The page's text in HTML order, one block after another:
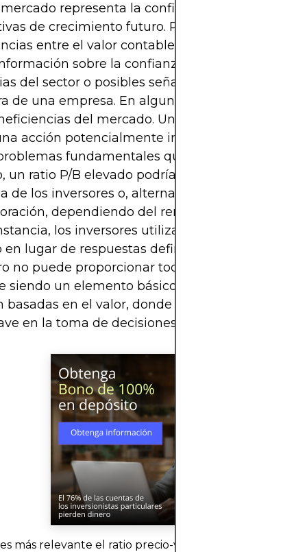
representa la confianza de los
de crecimiento futuro. Por esta razón, las
entre el valor contable y el valor de
sobre la confianza del mercado, las
del sector o posibles señales de alerta en la
de una empresa. En algunos casos, el ratio P/B
del mercado. Un ratio P/B inferior a 1
acción potencialmente infravalorada,
fundamentales que lastimen su
un ratio P/B elevado podría implicar una sólida
de los inversores o, alternativamente, una
dependiendo del rendimiento
los inversores utilizan el ratio P/B para
en lugar de respuestas definitivas. Si bien un
no puede proporcionar toda la información
siendo un elemento básico en las estrategias de
basadas en el valor, donde el valor de los
en la toma de decisiones.
más relevante el ratio precio-valor contable?